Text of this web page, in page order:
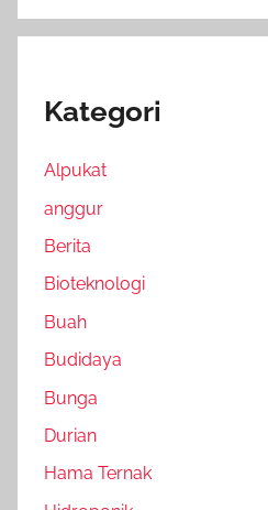
Kategori
Alpukat
anggur
Berita
Bioteknologi
Buah
Budidaya
Bunga
Durian
Hama Ternak